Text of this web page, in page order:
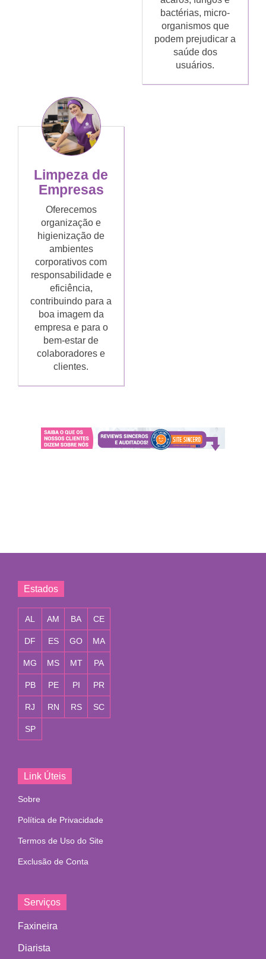
bactérias, micro-
organismos que
podem prejudicar a
saúde dos
usuários.
Limpeza de
Empresas
Oferecemos
organização e
higienização de
ambientes
corporativos com
responsabilidade e
eficiência,
contribuindo para a
boa imagem da
empresa e para o
bem-estar de
colaboradores e
clientes.
Estados
AL AM BA CE
DF ES GO MA
MG MS MT PA
PB PE PI PR
RJ RN RS SC
SP
Link Úteis
Sobre
Política de Privacidade
Termos de Uso do Site
Exclusão de Conta
Serviços
Faxineira
Diarista